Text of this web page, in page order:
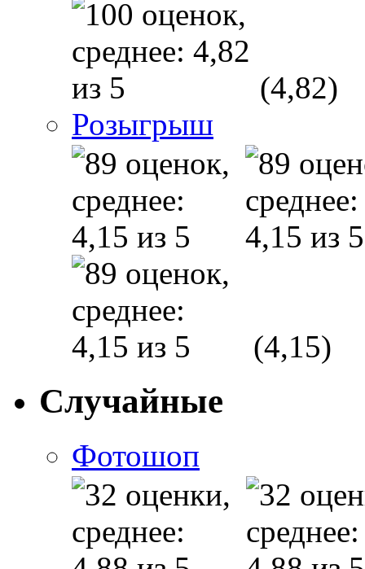
(4,82)
Розыгрыш
(4,15)
Случайные
Фотошоп